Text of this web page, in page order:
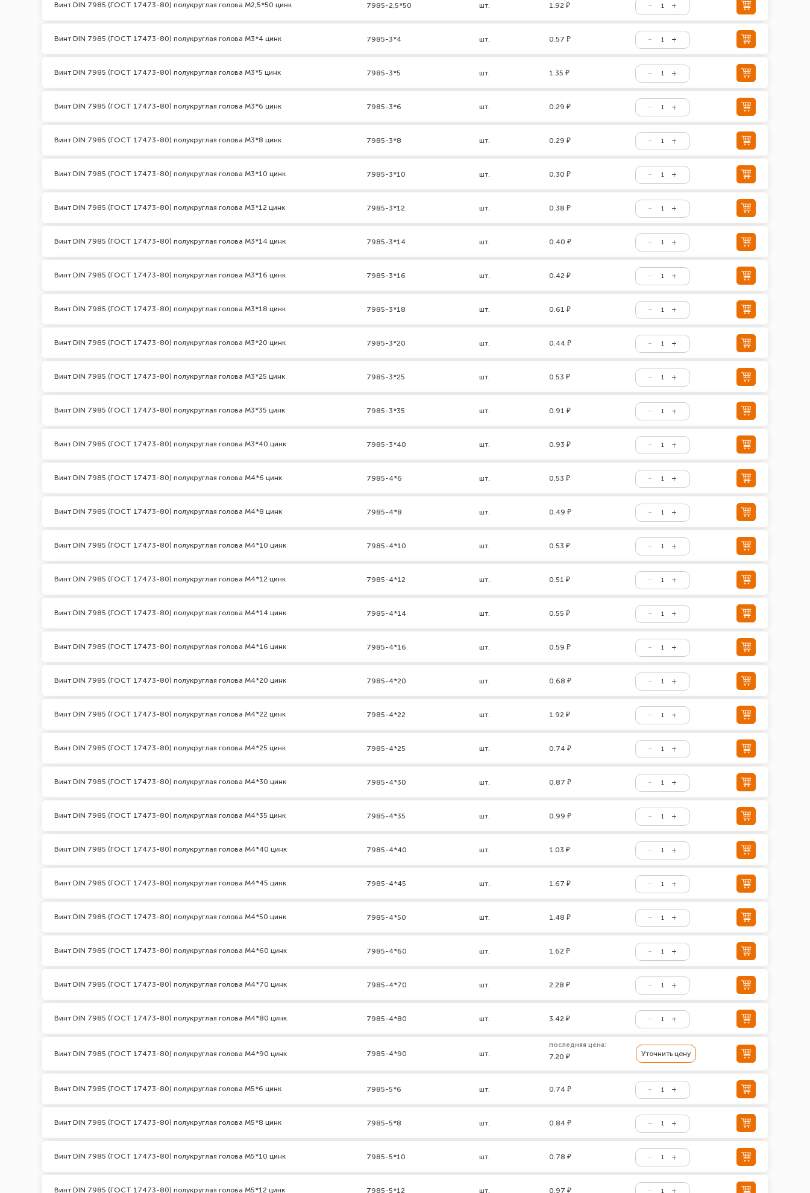
Винт DIN 7985 (ГОСТ 17473-80) полукруглая голова М2,5*50 цинк 7985-2,5*50 шт. 1.92 ₽
Винт DIN 7985 (ГОСТ 17473-80) полукруглая голова М3*4 цинк 7985-3*4 шт. 0.57 ₽
Винт DIN 7985 (ГОСТ 17473-80) полукруглая голова М3*5 цинк 7985-3*5 шт. 1.35 ₽
Винт DIN 7985 (ГОСТ 17473-80) полукруглая голова М3*6 цинк 7985-3*6 шт. 0.29 ₽
Винт DIN 7985 (ГОСТ 17473-80) полукруглая голова М3*8 цинк 7985-3*8 шт. 0.29 ₽
Винт DIN 7985 (ГОСТ 17473-80) полукруглая голова М3*10 цинк 7985-3*10 шт. 0.30 ₽
Винт DIN 7985 (ГОСТ 17473-80) полукруглая голова М3*12 цинк 7985-3*12 шт. 0.38 ₽
Винт DIN 7985 (ГОСТ 17473-80) полукруглая голова М3*14 цинк 7985-3*14 шт. 0.40 ₽
Винт DIN 7985 (ГОСТ 17473-80) полукруглая голова М3*16 цинк 7985-3*16 шт. 0.42 ₽
Винт DIN 7985 (ГОСТ 17473-80) полукруглая голова М3*18 цинк 7985-3*18 шт. 0.61 ₽
Винт DIN 7985 (ГОСТ 17473-80) полукруглая голова М3*20 цинк 7985-3*20 шт. 0.44 ₽
Винт DIN 7985 (ГОСТ 17473-80) полукруглая голова М3*25 цинк 7985-3*25 шт. 0.53 ₽
Винт DIN 7985 (ГОСТ 17473-80) полукруглая голова М3*35 цинк 7985-3*35 шт. 0.91 ₽
Винт DIN 7985 (ГОСТ 17473-80) полукруглая голова М3*40 цинк 7985-3*40 шт. 0.93 ₽
Винт DIN 7985 (ГОСТ 17473-80) полукруглая голова М4*6 цинк 7985-4*6 шт. 0.53 ₽
Винт DIN 7985 (ГОСТ 17473-80) полукруглая голова М4*8 цинк 7985-4*8 шт. 0.49 ₽
Винт DIN 7985 (ГОСТ 17473-80) полукруглая голова М4*10 цинк 7985-4*10 шт. 0.53 ₽
Винт DIN 7985 (ГОСТ 17473-80) полукруглая голова М4*12 цинк 7985-4*12 шт. 0.51 ₽
Винт DIN 7985 (ГОСТ 17473-80) полукруглая голова М4*14 цинк 7985-4*14 шт. 0.55 ₽
Винт DIN 7985 (ГОСТ 17473-80) полукруглая голова М4*16 цинк 7985-4*16 шт. 0.59 ₽
Винт DIN 7985 (ГОСТ 17473-80) полукруглая голова М4*20 цинк 7985-4*20 шт. 0.68 ₽
Винт DIN 7985 (ГОСТ 17473-80) полукруглая голова М4*22 цинк 7985-4*22 шт. 1.92 ₽
Винт DIN 7985 (ГОСТ 17473-80) полукруглая голова М4*25 цинк 7985-4*25 шт. 0.74 ₽
Винт DIN 7985 (ГОСТ 17473-80) полукруглая голова М4*30 цинк 7985-4*30 шт. 0.87 ₽
Винт DIN 7985 (ГОСТ 17473-80) полукруглая голова М4*35 цинк 7985-4*35 шт. 0.99 ₽
Винт DIN 7985 (ГОСТ 17473-80) полукруглая голова М4*40 цинк 7985-4*40 шт. 1.03 ₽
Винт DIN 7985 (ГОСТ 17473-80) полукруглая голова М4*45 цинк 7985-4*45 шт. 1.67 ₽
Винт DIN 7985 (ГОСТ 17473-80) полукруглая голова М4*50 цинк 7985-4*50 шт. 1.48 ₽
Винт DIN 7985 (ГОСТ 17473-80) полукруглая голова М4*60 цинк 7985-4*60 шт. 1.62 ₽
Винт DIN 7985 (ГОСТ 17473-80) полукруглая голова М4*70 цинк 7985-4*70 шт. 2.28 ₽
Винт DIN 7985 (ГОСТ 17473-80) полукруглая голова М4*80 цинк 7985-4*80 шт. 3.42 ₽
Винт DIN 7985 (ГОСТ 17473-80) полукруглая голова М4*90 цинк 7985-4*90 шт.
последняя цена:
7.20 ₽ Уточнить цену
Винт DIN 7985 (ГОСТ 17473-80) полукруглая голова М5*6 цинк 7985-5*6 шт. 0.74 ₽
Винт DIN 7985 (ГОСТ 17473-80) полукруглая голова М5*8 цинк 7985-5*8 шт. 0.84 ₽
Винт DIN 7985 (ГОСТ 17473-80) полукруглая голова М5*10 цинк 7985-5*10 шт. 0.78 ₽
Винт DIN 7985 (ГОСТ 17473-80) полукруглая голова М5*12 цинк 7985-5*12 шт. 0.97 ₽